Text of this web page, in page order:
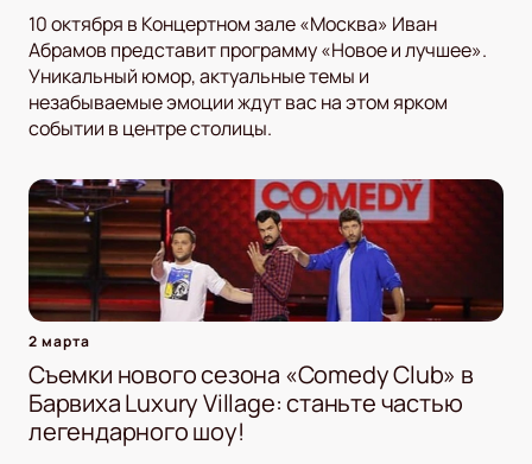
10 октября в Концертном зале «Москва» Иван
Абрамов представит программу «Новое и лучшее».
Уникальный юмор, актуальные темы и
незабываемые эмоции ждут вас на этом ярком
событии в центре столицы.
2 марта
Съемки нового сезона «Comedy Club» в
Барвиха Luxury Village: станьте частью
легендарного шоу!